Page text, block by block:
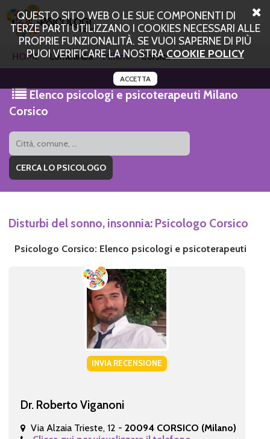
QUESTO SITO WEB O LE SUE COMPONENTI DI
TERZE PARTI UTILIZZANO I COOKIES NECESSARI ALLE
PROPRIE FUNZIONALITÀ. SE VUOI SAPERNE DI PIÙ
PUOI VERIFICARE LA NOSTRACOOKIE POLICY
ACCETTA
HOME Lombardia Milano Corsico
Elenco psicologi e psicoterapeuti Milano
Corsico
Disturbi del sonno, insonnia: Psicologo Corsico
Psicologo Corsico: Elenco psicologi e psicoterapeuti
INVIA RECENSIONE
Dr. Roberto Viganoni
Via Alzaia Trieste, 12 - 20094 CORSICO (Milano)